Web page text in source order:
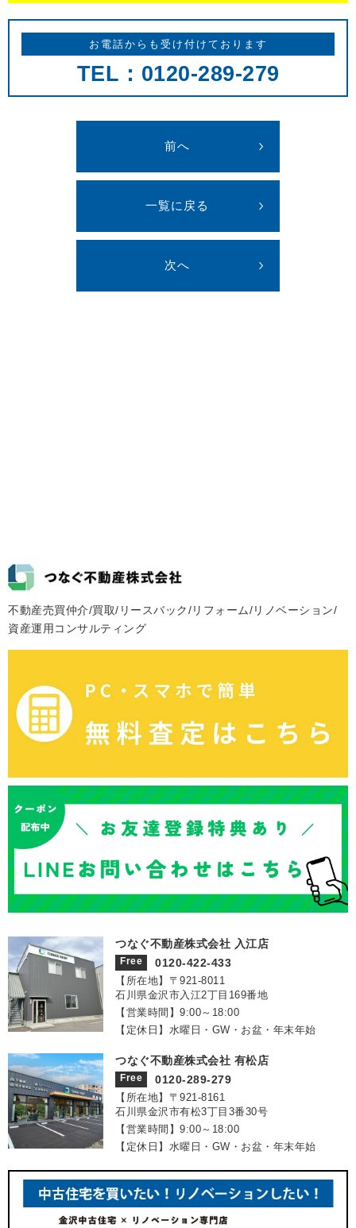
お電話からも受け付けております
TEL：0120-289-279
前へ
一覧に戻る
次へ
不動産売買仲介/買取/リースバック/リフォーム/リノベーション/
資産運用コンサルティング
つなぐ不動産株式会社 入江店
Free 0120-422-433
【所在地】〒921‐8011
石川県金沢市入江2丁目169番地
【営業時間】9:00～18:00
【定休日】水曜日・GW・お盆・年末年始
つなぐ不動産株式会社 有松店
Free 0120-289-279
【所在地】〒921‐8161
石川県金沢市有松3丁目3番30号
【営業時間】9:00～18:00
【定休日】水曜日・GW・お盆・年末年始